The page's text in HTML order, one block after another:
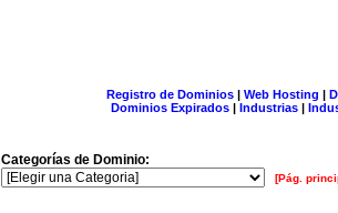
Registro de Dominios| Web Hosting |
Dominios Expirados | Industrias |
Categorías de Dominio:
[Pág.